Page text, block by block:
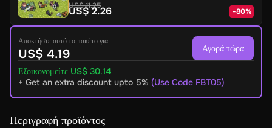
US$ 11.25
US$ 2.26 -80%
Αποκτήστε αυτό το πακέτο για
US$ 4.19 Αγορά τώρα
Εξοικονομείτε US$ 30.14
+ Get an extra discount upto 5% (Use Code FBT05)
Περιγραφή προϊόντος